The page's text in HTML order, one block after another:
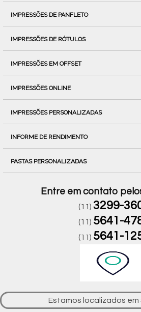
IMPRESSÕES DE PANFLETO
IMPRESSÕES DE RÓTULOS
IMPRESSÕES EM OFFSET
IMPRESSÕES ONLINE
IMPRESSÕES PERSONALIZADAS
INFORME DE RENDIMENTO
PASTAS PERSONALIZADAS
Entre em contato
(11) 3299-
(11) 5641-
(11) 5641-
Estamos localizados em